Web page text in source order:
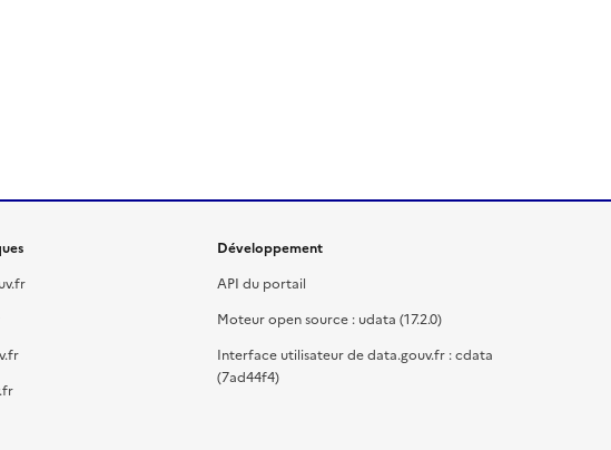
Développement
API du portail
Moteur open source : udata (17.2.0)
Interface utilisateur de data.gouv.fr : cdata
(7ad44f4)